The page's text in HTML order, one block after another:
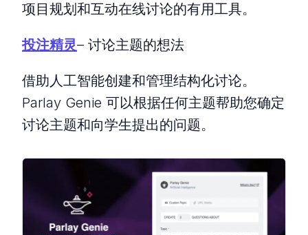
项目规划和互动在线讨论的有用工具。
投注精灵– 讨论主题的想法
借助人工智能创建和管理结构化讨论。
Parlay Genie 可以根据任何主题帮助您确定
讨论主题和向学生提出的问题。